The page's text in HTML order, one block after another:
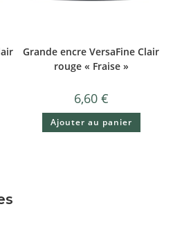
Grande encre VersaFine Clair
rouge « Fraise »
6,60 €
Ajouter au panier